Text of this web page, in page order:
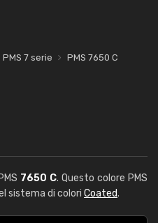
PMS 7 serie PMS 7650 C
7650 C. Questo colore PMS
sistema di colori Coated.